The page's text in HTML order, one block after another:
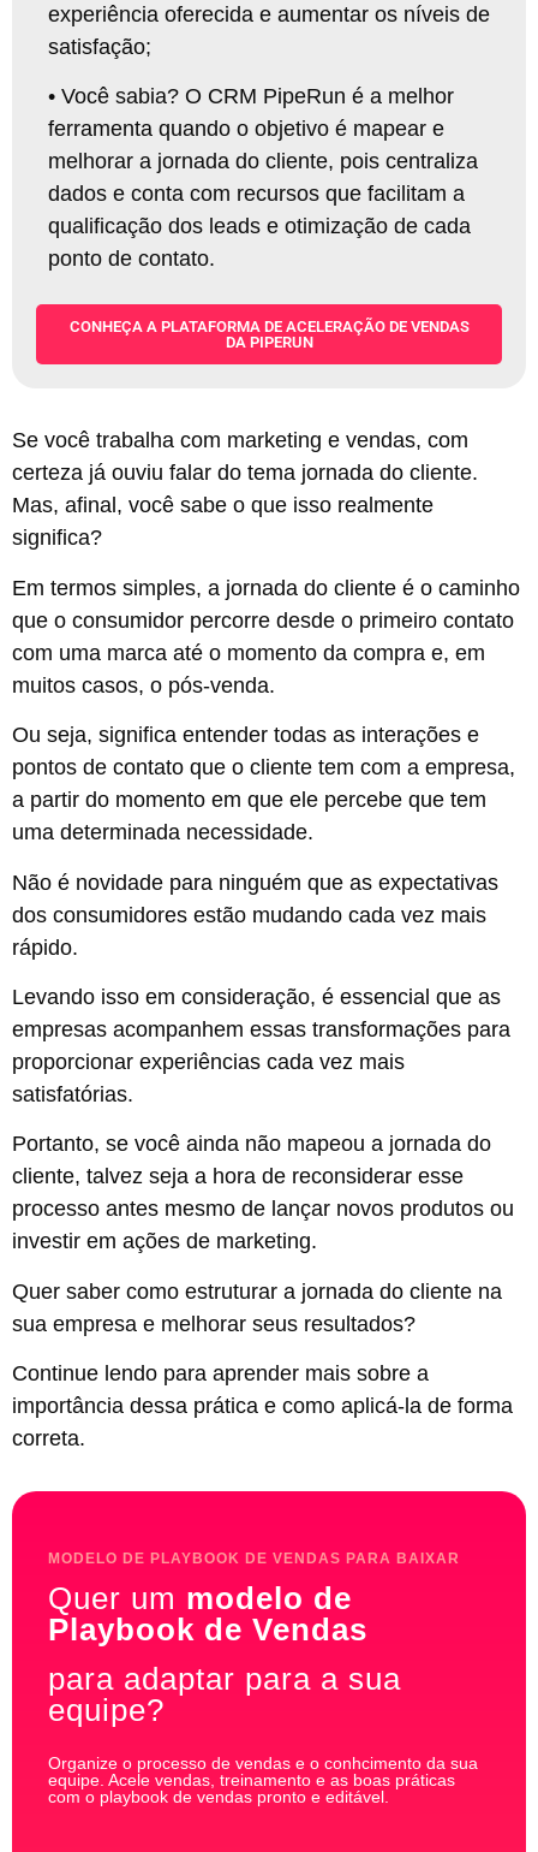
experiência oferecida e aumentar os níveis de
satisfação;
• Você sabia? O CRM PipeRun é a melhor
ferramenta quando o objetivo é mapear e
melhorar a jornada do cliente, pois centraliza
dados e conta com recursos que facilitam a
qualificação dos leads e otimização de cada
ponto de contato.
CONHEÇA A PLATAFORMA DE ACELERAÇÃO DE VENDAS
DA PIPERUN
Se você trabalha com marketing e vendas, com
certeza já ouviu falar do tema jornada do cliente.
Mas, afinal, você sabe o que isso realmente
significa?
Em termos simples, a jornada do cliente é o caminho
que o consumidor percorre desde o primeiro contato
com uma marca até o momento da compra e, em
muitos casos, o pós-venda.
Ou seja, significa entender todas as interações e
pontos de contato que o cliente tem com a empresa,
a partir do momento em que ele percebe que tem
uma determinada necessidade.
Não é novidade para ninguém que as expectativas
dos consumidores estão mudando cada vez mais
rápido.
Levando isso em consideração, é essencial que as
empresas acompanhem essas transformações para
proporcionar experiências cada vez mais
satisfatórias.
Portanto, se você ainda não mapeou a jornada do
cliente, talvez seja a hora de reconsiderar esse
processo antes mesmo de lançar novos produtos ou
investir em ações de marketing.
Quer saber como estruturar a jornada do cliente na
sua empresa e melhorar seus resultados?
Continue lendo para aprender mais sobre a
importância dessa prática e como aplicá-la de forma
correta.
MODELO DE PLAYBOOK DE VENDAS PARA BAIXAR
Quer um modelo de
Playbook de Vendas
para adaptar para a sua
equipe?
Organize o processo de vendas e o conhcimento da sua
equipe. Acele vendas, treinamento e as boas práticas
com o playbook de vendas pronto e editável.